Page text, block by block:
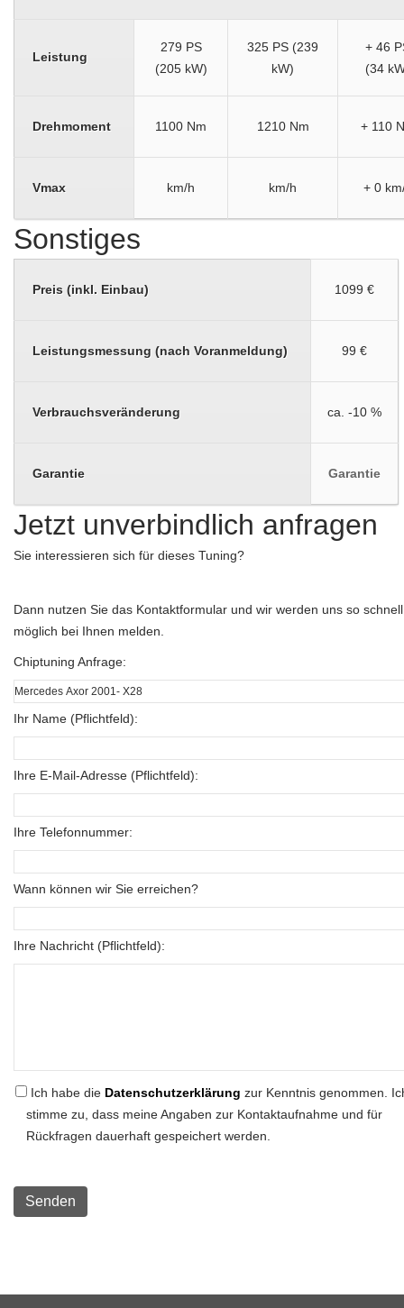
Leistung
279 PS
(205 kW)
325 PS (239
kW)
+ 46
(34
Drehmoment 1100 Nm 1210 Nm + 110
Vmax km/h km/h + 0
Sonstiges
Preis (inkl. Einbau) 1099 €
Leistungsmessung (nach Voranmeldung) 99 €
Verbrauchsveränderung ca. -10 %
Garantie Garantie
Jetzt unverbindlich anfragen
Sie interessieren sich für dieses Tuning?
Dann nutzen Sie das Kontaktformular und wir werden uns so
möglich bei Ihnen melden.
Chiptuning Anfrage:
Ihr Name (Pflichtfeld):
Ihre E-Mail-Adresse (Pflichtfeld):
Ihre Telefonnummer:
Wann können wir Sie erreichen?
Ihre Nachricht (Pflichtfeld):
Ich habe die Datenschutzerklärung zur Kenntnis genommen.
stimme zu, dass meine Angaben zur Kontaktaufnahme und für
Rückfragen dauerhaft gespeichert werden.